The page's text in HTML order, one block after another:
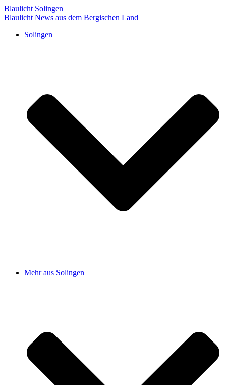
Blaulicht Solingen
Blaulicht News aus dem Bergischen Land
Solingen
Mehr aus Solingen